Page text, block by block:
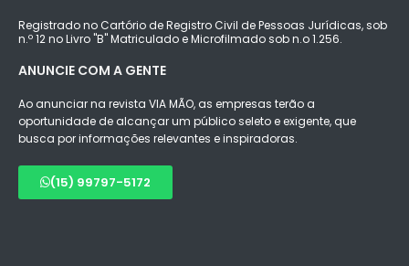
Registrado no Cartório de Registro Civil de Pessoas Jurídicas, sob
n.º 12 no Livro "B" Matriculado e Microfilmado sob n.o 1.256.
ANUNCIE COM A GENTE
Ao anunciar na revista VIA MÃO, as empresas terão a
oportunidade de alcançar um público seleto e exigente, que
busca por informações relevantes e inspiradoras.
(15) 99797-5172